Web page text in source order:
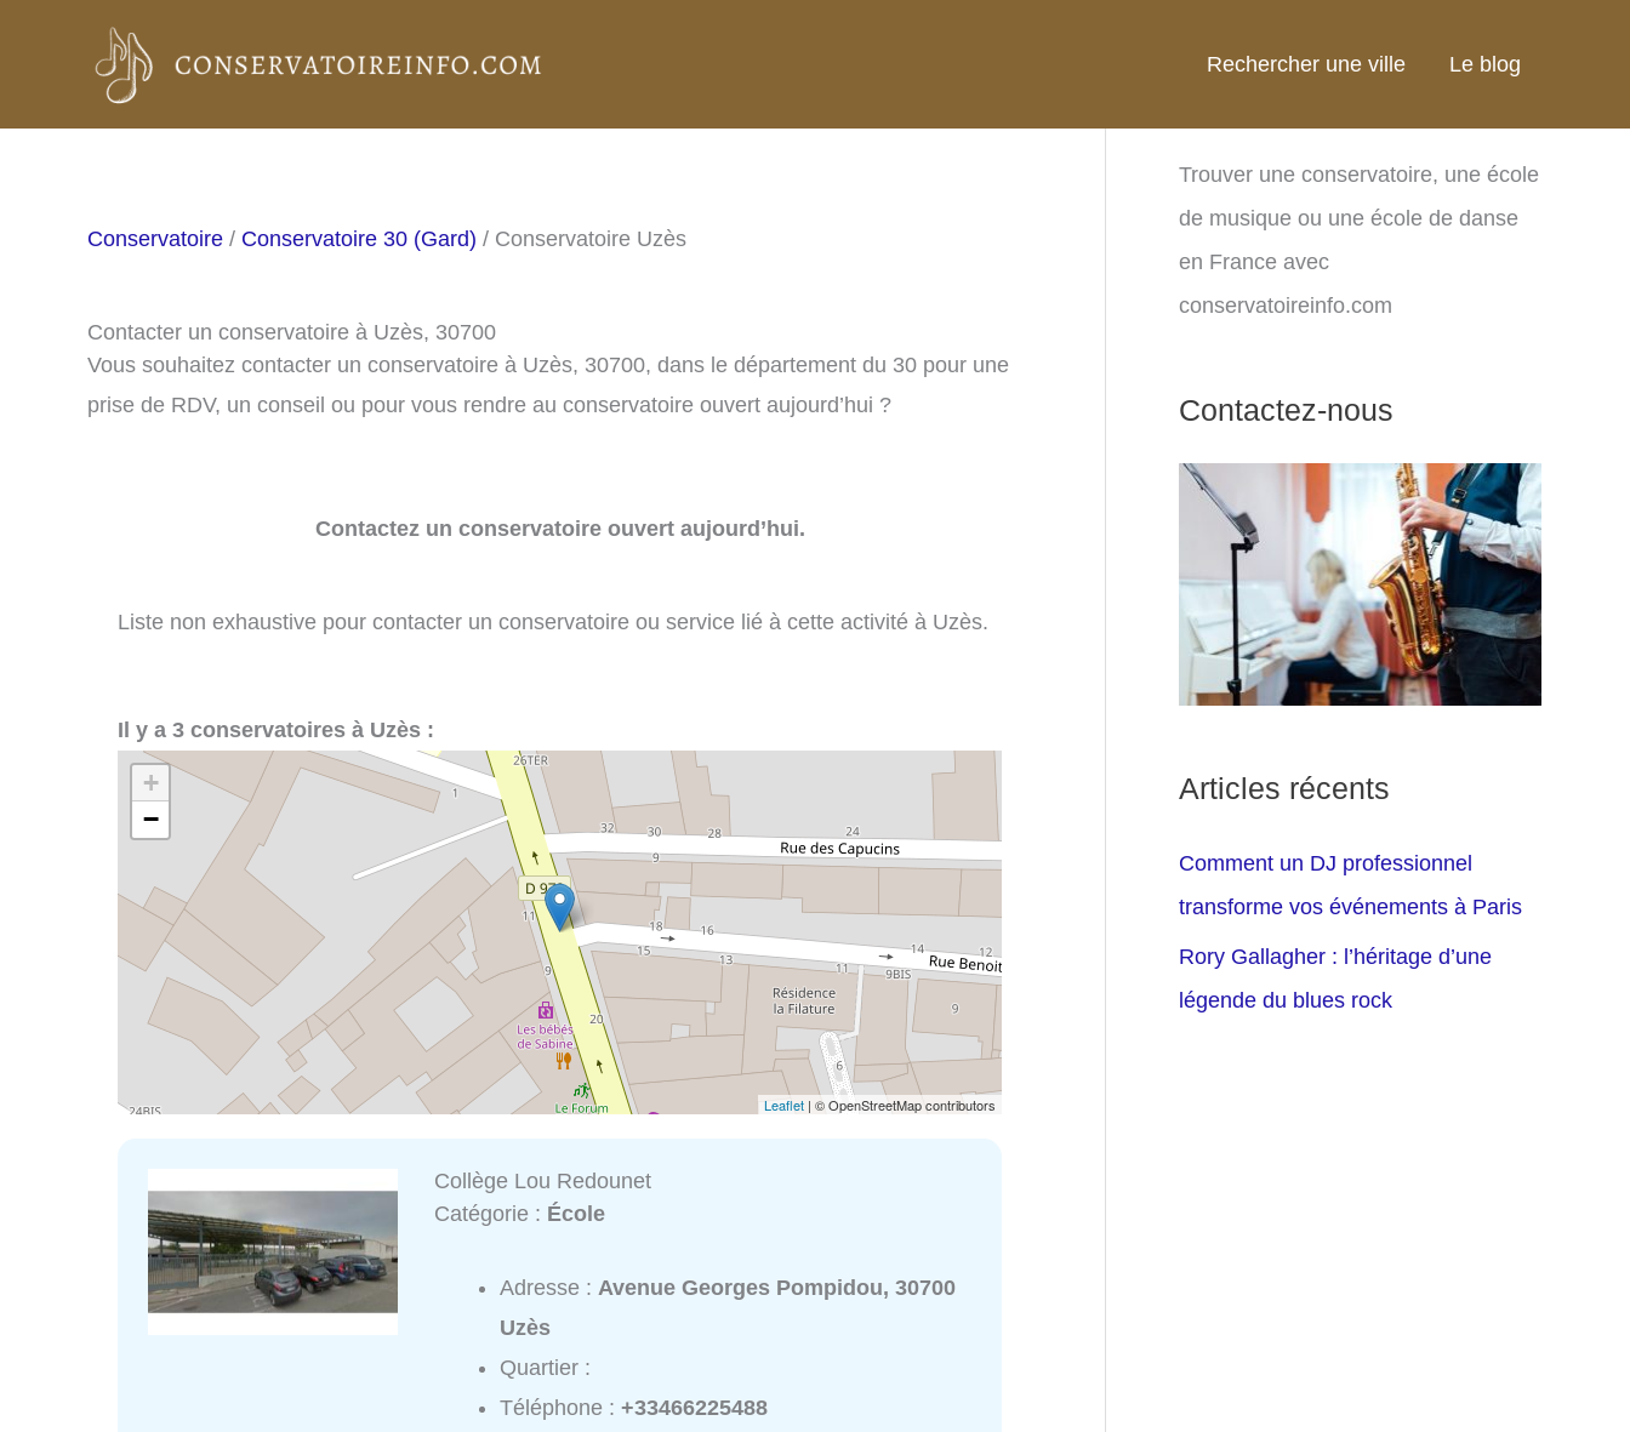
Rechercher une ville Le blog
Conservatoire / Conservatoire 30 (Gard) / Conservatoire Uzès
Contacter un conservatoire à Uzès, 30700
Vous souhaitez contacter un conservatoire à Uzès, 30700, dans le département du 30 pour une
prise de RDV, un conseil ou pour vous rendre au conservatoire ouvert aujourd’hui ?
Contactez un conservatoire ouvert aujourd’hui.
Liste non exhaustive pour contacter un conservatoire ou service lié à cette activité à Uzès.
Il y a 3 conservatoires à Uzès :
+
−
Leaflet | © OpenStreetMap contributors
Collège Lou Redounet
Catégorie : École
Adresse :Avenue Georges Pompidou, 30700
Uzès
Quartier :
Téléphone :+33466225488
Trouver une conservatoire, une école
de musique ou une école de danse
en France avec
conservatoireinfo.com
Contactez-nous
Articles récents
Comment un DJ professionnel
transforme vos événements à Paris
Rory Gallagher : l’héritage d’une
légende du blues rock